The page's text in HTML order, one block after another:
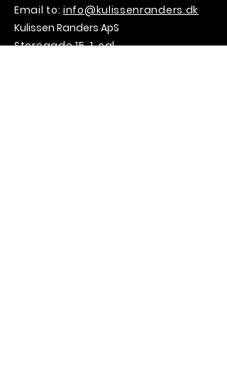
Email to: info@kulissenranders.dk
Kulissen Randers ApS
Storegade 15, 1. sal